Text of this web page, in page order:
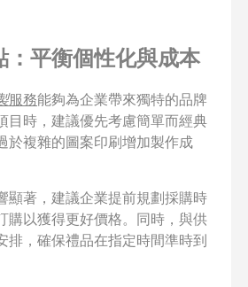
：平衡個性化與成本
服務能夠為企業帶來獨特的品牌
目時，建議優先考慮簡單而經典
於複雜的圖案印刷增加製作成
顯著，建議企業提前規劃採購時
購以獲得更好價格。同時，與供
排，確保禮品在指定時間準時到